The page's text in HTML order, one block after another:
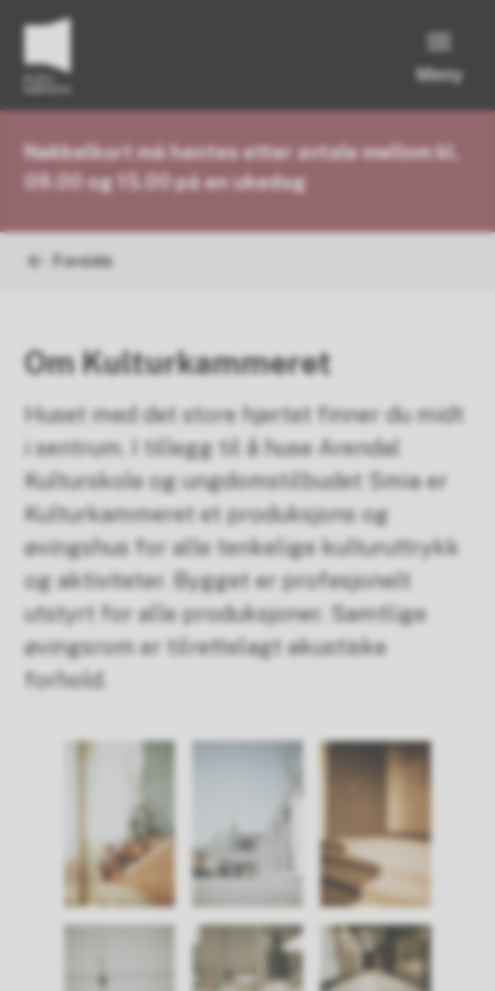
Kulturkammeret
Meny
Nøkkelkort må hentes etter avtale mellom kl.
09.00 og 15.00 på en ukedag
Du er her:
Forside
Om Kulturkammeret
Huset med det store hjertet finner du midt
i sentrum. I tillegg til å huse Arendal
Kulturskole og ungdomstilbudet Smia er
Kulturkammeret et produksjons og
øvingshus for alle tenkelige kulturuttrykk
og aktiviteter. Bygget er profesjonelt
utstyrt for alle produksjoner. Samtlige
øvingsrom er tilrettelagt akustiske
forhold.